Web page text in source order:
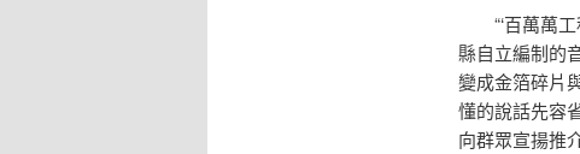
“‘百萬萬工
縣自立編制的
變成金箔碎片
懂的說話先容
向群眾宣揚推